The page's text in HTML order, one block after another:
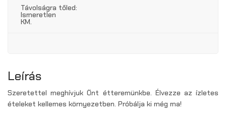
Leírás
Szeretettel meghívjuk Önt étteremünkbe. Élvezze az ízletes
ételeket kellemes környezetben. Próbálja ki még ma!
Távolságra tőled:
Ismeretlen
KM.